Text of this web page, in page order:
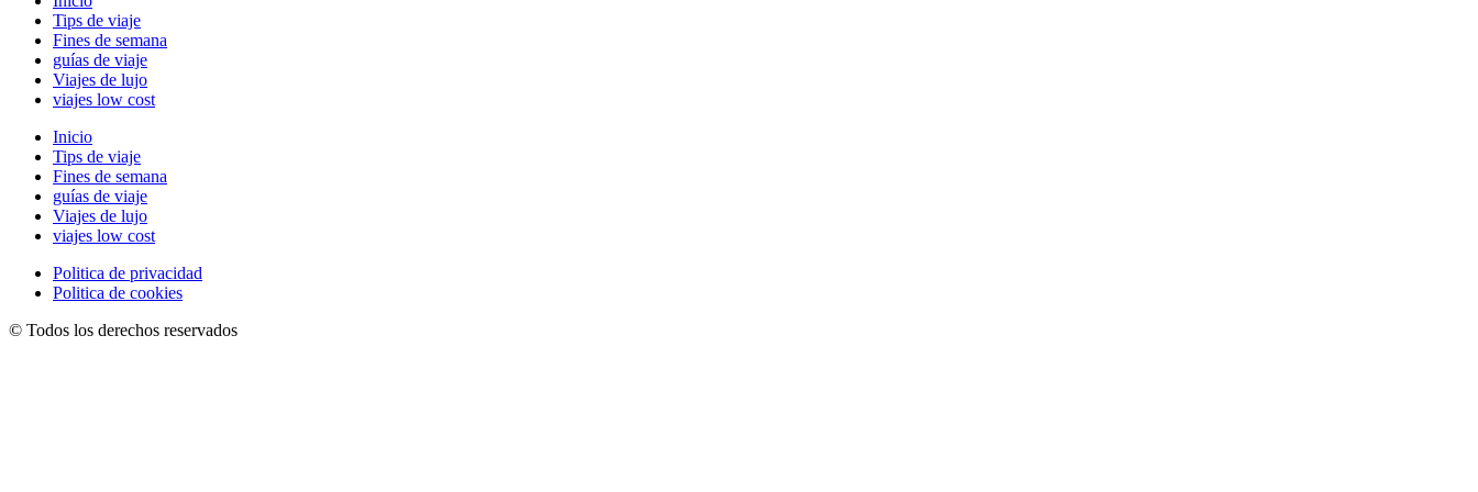
Tips de viaje
Fines de semana
guías de viaje
Viajes de lujo
viajes low cost
Inicio
Tips de viaje
Fines de semana
guías de viaje
Viajes de lujo
viajes low cost
Politica de privacidad
Politica de cookies
© Todos los derechos reservados